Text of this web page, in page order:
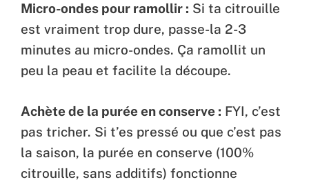
Micro-ondes pour ramollir : Si ta citrouille
est vraiment trop dure, passe-la 2-3
minutes au micro-ondes. Ça ramollit un
peu la peau et facilite la découpe.
Achète de la purée en conserve : FYI, c’est
pas tricher. Si t’es pressé ou que c’est pas
la saison, la purée en conserve (100%
citrouille, sans additifs) fonctionne